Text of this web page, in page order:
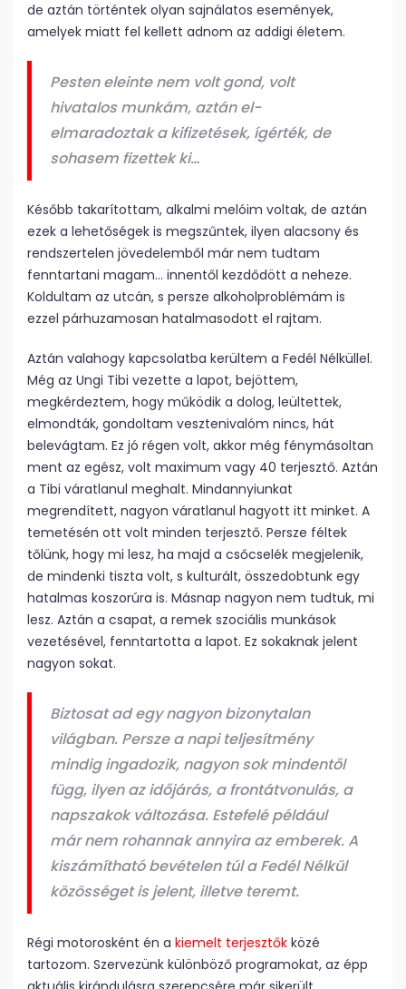
de aztán történtek olyan sajnálatos események,
amelyek miatt fel kellett adnom az addigi életem.
Pesten eleinte nem volt gond, volt
hivatalos munkám, aztán el-
elmaradoztak a kifizetések, ígérték, de
sohasem fizettek ki…
Később takarítottam, alkalmi melóim voltak, de aztán
ezek a lehetőségek is megszűntek, ilyen alacsony és
rendszertelen jövedelemből már nem tudtam
fenntartani magam… innentől kezdődött a neheze.
Koldultam az utcán, s persze alkoholproblémám is
ezzel párhuzamosan hatalmasodott el rajtam.
Aztán valahogy kapcsolatba kerültem a Fedél Nélküllel.
Még az Ungi Tibi vezette a lapot, bejöttem,
megkérdeztem, hogy működik a dolog, leültettek,
elmondták, gondoltam vesztenivalóm nincs, hát
belevágtam. Ez jó régen volt, akkor még fénymásoltan
ment az egész, volt maximum vagy 40 terjesztő. Aztán
a Tibi váratlanul meghalt. Mindannyiunkat
megrendített, nagyon váratlanul hagyott itt minket. A
temetésén ott volt minden terjesztő. Persze féltek
tőlünk, hogy mi lesz, ha majd a csőcselék megjelenik,
de mindenki tiszta volt, s kulturált, összedobtunk egy
hatalmas koszorúra is. Másnap nagyon nem tudtuk, mi
lesz. Aztán a csapat, a remek szociális munkások
vezetésével, fenntartotta a lapot. Ez sokaknak jelent
nagyon sokat.
Biztosat ad egy nagyon bizonytalan
világban. Persze a napi teljesítmény
mindig ingadozik, nagyon sok mindentől
függ, ilyen az időjárás, a frontátvonulás, a
napszakok változása. Estefelé például
már nem rohannak annyira az emberek. A
kiszámítható bevételen túl a Fedél Nélkül
közösséget is jelent, illetve teremt.
Régi motorosként én a kiemelt terjesztők közé
tartozom. Szervezünk különböző programokat, az épp